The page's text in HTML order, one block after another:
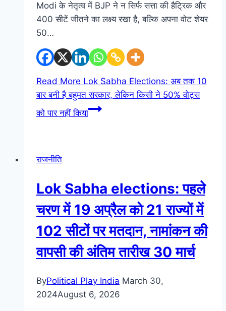
Modi के नेतृत्व में BJP ने न सिर्फ सत्ता की हैट्रिक और
400 सीटें जीतने का लक्ष्य रखा है, बल्कि अपना वोट शेयर
50…
Read More Lok Sabha Elections: अब तक 10
बार बनी है बहुमत सरकार, लेकिन किसी ने 50% वोट्स
को पार नहीं किया
राजनीति
Lok Sabha elections: पहले
चरण में 19 अप्रैल को 21 राज्यों में
102 सीटों पर मतदान, नामांकन की
वापसी की अंतिम तारीख 30 मार्च
ByPolitical Play India March 30,
2024August 6, 2026